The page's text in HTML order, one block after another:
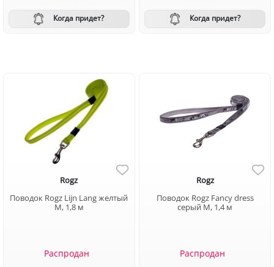
Когда придет? Когда придет?
Rogz
Поводок Rogz Lijn Lang желтый
M, 1,8 м
Распродан
Rogz
Поводок Rogz Fancy dress
серый M, 1,4 м
Распродан